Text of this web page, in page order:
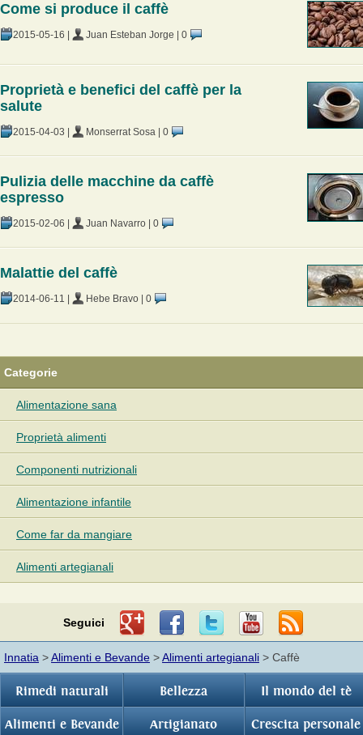
Come si produce il caffè
2015-05-16 Juan Esteban Jorge 0
Proprietà e benefici del caffè per la
salute
2015-04-03 Monserrat Sosa 0
Pulizia delle macchine da caffè
espresso
2015-02-06 Juan Navarro 0
Malattie del caffè
2014-06-11 Hebe Bravo 0
Categorie
Alimentazione sana
Proprietà alimenti
Componenti nutrizionali
Alimentazione infantile
Come far da mangiare
Alimenti artegianali
Seguici
Innatia >Alimenti e Bevande >Alimenti artegianali > Caffè
Rimedi naturali Bellezza Il mondo del tè
Alimenti e Bevande Artigianato Crescita personale